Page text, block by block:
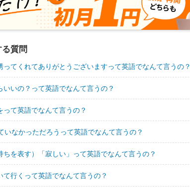
質問
ってくれてありがとうございますって英語でなんて言うの？
いいの？って英語でなんて言うの？
って英語でなんて言うの？
いなかっただろうって英語でなんて言うの？
ちを表す）「寂しい」って英語でなんて言うの？
て行くって英語でなんて言うの？